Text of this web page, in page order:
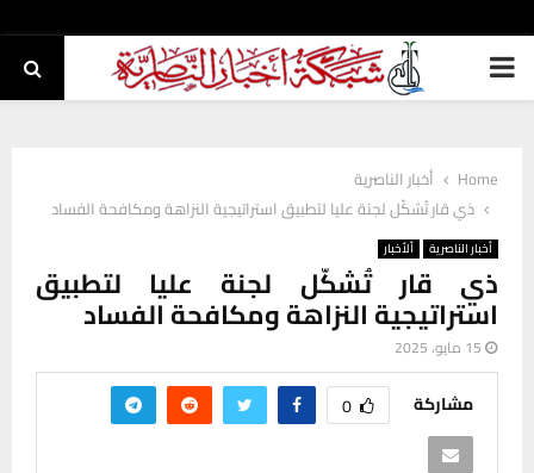
PRIMARY
Home
أخبار الناصرية
ذي قار تُشكّل لجنة عليا لتطبيق استراتيجية النزاهة ومكافحة الفساد
أخبار الناصرية ألأخبار
ذي قار تُشكّل لجنة عليا لتطبيق
استراتيجية النزاهة ومكافحة الفساد
15 مايو، 2025
مشاركة 0